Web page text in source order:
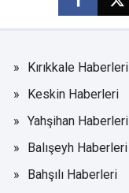
Kırıkkale Haberleri
Keskin Haberleri
Yahşihan Haberleri
Balışeyh Haberleri
Bahşılı Haberleri